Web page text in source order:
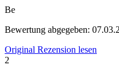
Be
Bewertung abgegeben:
Original Rezension lesen
2